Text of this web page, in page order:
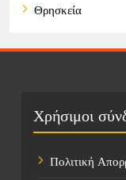
Θρησκεία
Πολιτική
Χρήσιμοι
Πολιτική